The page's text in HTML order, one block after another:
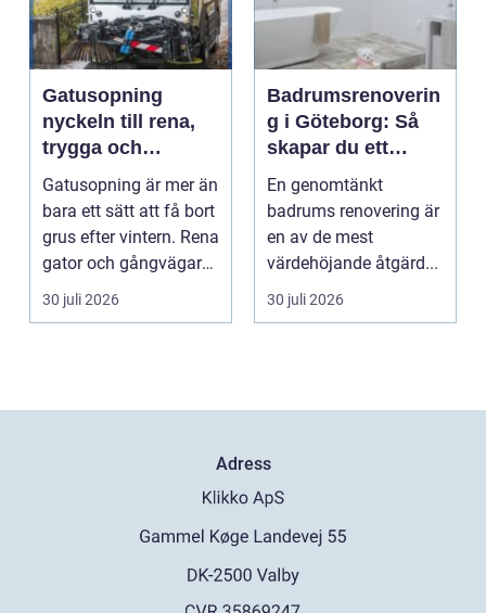
Gatusopning
nyckeln till rena,
trygga och
hållbara
stadsmiljöer
Gatusopning är mer än
bara ett sätt att få bort
grus efter vintern. Rena
gator och gångvägar
påverka...
30 juli 2026
Badrumsrenoverin
g i Göteborg: Så
skapar du ett
hållbart och
modernt badrum
En genomtänkt
badrums renovering är
en av de mest
värdehöjande åtgärd...
30 juli 2026
Adress